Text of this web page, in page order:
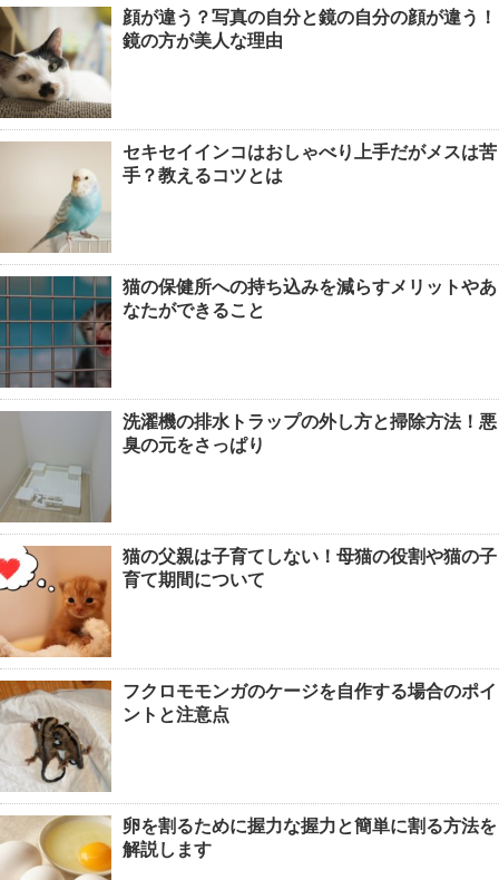
顔が違う？写真の自分と鏡の自分の顔が違う！
鏡の方が美人な理由
セキセイインコはおしゃべり上手だがメスは苦
手？教えるコツとは
猫の保健所への持ち込みを減らすメリットやあ
なたができること
洗濯機の排水トラップの外し方と掃除方法！悪
臭の元をさっぱり
猫の父親は子育てしない！母猫の役割や猫の子
育て期間について
フクロモモンガのケージを自作する場合のポイ
ントと注意点
卵を割るために握力な握力と簡単に割る方法を
解説します